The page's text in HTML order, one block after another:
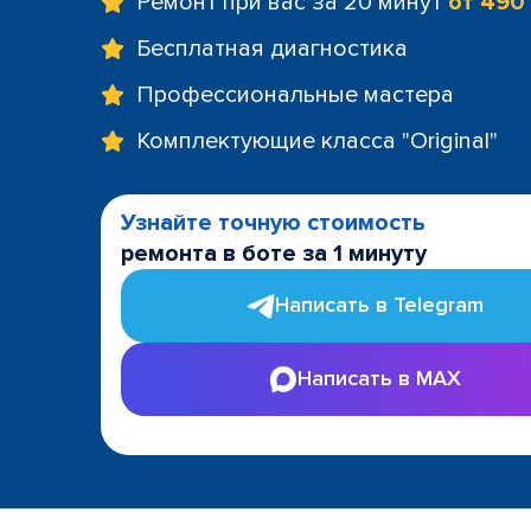
Бесплатная диагностика
Профессиональные мастера
Комплектующие класса "Original"
Узнайте точную стоимость
ремонта в боте за 1 минуту
Написать в Telegram
Написать в MAX